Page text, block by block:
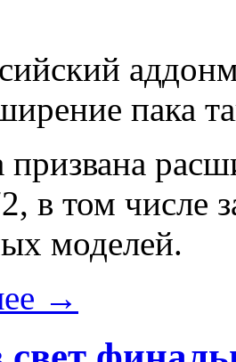
пака
призвана
в том числе
моделей.
→